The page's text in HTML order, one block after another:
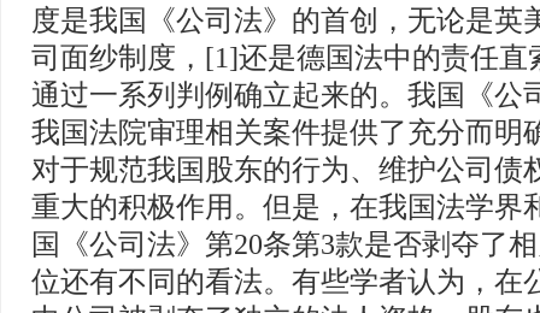
度是我国《公司法》的首创，无论是英
司面纱制度，[1]还是德国法中的责任直
通过一系列判例确立起来的。我国《公
我国法院审理相关案件提供了充分而明
对于规范我国股东的行为、维护公司债
重大的积极作用。但是，在我国法学界
国《公司法》第20条第3款是否剥夺了
位还有不同的看法。有些学者认为，在